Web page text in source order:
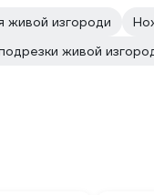
живой изгороди
живой